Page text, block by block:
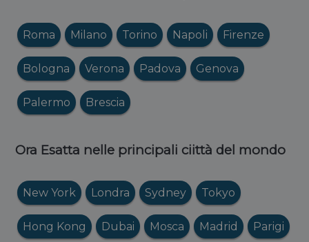
Roma Milano Torino Napoli Firenze
Bologna Verona Padova Genova
Palermo Brescia
Ora Esatta nelle principali ciittà del mondo
New York Londra Sydney Tokyo
Hong Kong Dubai Mosca Madrid Parigi